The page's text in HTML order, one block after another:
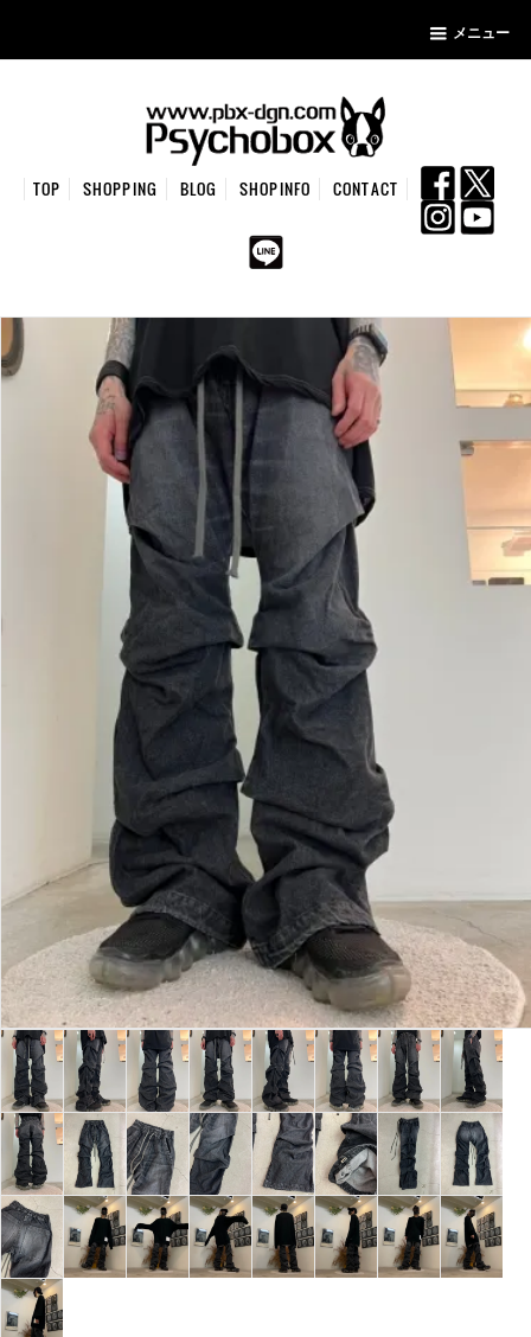
メニュー
TOP SHOPPING BLOG SHOPINFO CONTACT